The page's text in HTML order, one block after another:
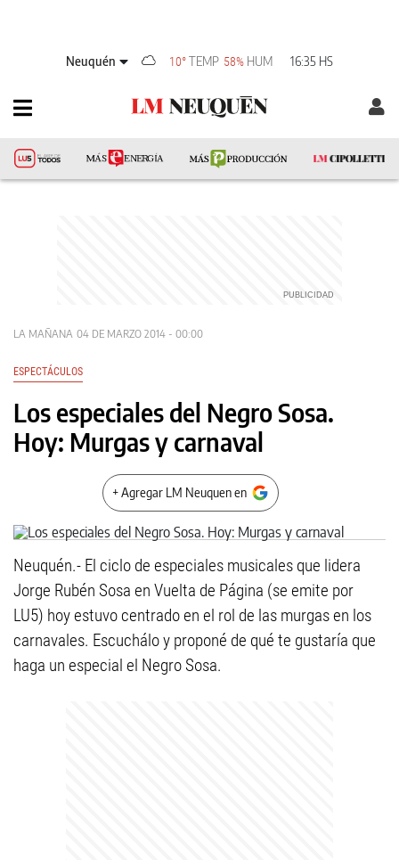
Neuquén 10°TEMP 58% HUM 16:35 HS
LA MAÑANA 04 DE MARZO 2014 - 00:00
ESPECTÁCULOS
Los especiales del Negro Sosa.
Hoy: Murgas y carnaval
+ Agregar LM Neuquen en
Neuquén.- El ciclo de especiales musicales que lidera
Jorge Rubén Sosa en Vuelta de Página (se emite por
LU5) hoy estuvo centrado en el rol de las murgas en los
carnavales. Escuchálo y proponé de qué te gustaría que
haga un especial el Negro Sosa.